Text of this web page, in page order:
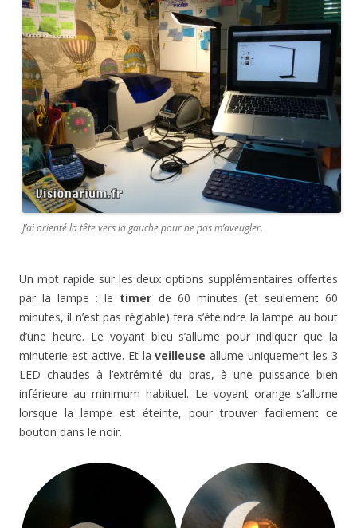
J’ai orienté la tête vers la gauche pour ne pas m’aveugler.
Un mot rapide sur les deux options supplémentaires offertes
par la lampe : le timer de 60 minutes (et seulement 60
minutes, il n’est pas réglable) fera s’éteindre la lampe au bout
d’une heure. Le voyant bleu s’allume pour indiquer que la
minuterie est active. Et laveilleuse allume uniquement les 3
LED chaudes à l’extrémité du bras, à une puissance bien
inférieure au minimum habituel. Le voyant orange s’allume
lorsque la lampe est éteinte, pour trouver facilement ce
bouton dans le noir.